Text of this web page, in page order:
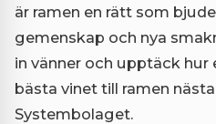
är ramen en rätt som
gemenskap och nya
in vänner och upptäck
bästa vinet till ramen
Systembolaget.